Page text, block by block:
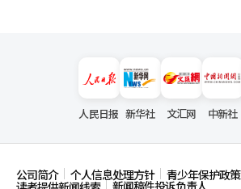
人民日报 新华社 文汇网 中新社
公司简介 个人信息处理方针 青少年保护政策
新闻稿件投诉负责人